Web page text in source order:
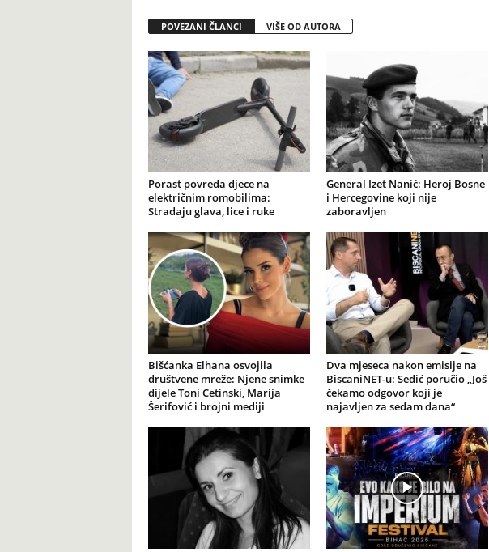
POVEZANI ČLANCI VIŠE OD AUTORA
Porast povreda djece na
električnim romobilima:
Stradaju glava, lice i ruke
General Izet Nanić: Heroj Bosne
i Hercegovine koji nije
zaboravljen
Bišćanka Elhana osvojila
društvene mreže: Njene snimke
dijele Toni Cetinski, Marija
Šerifović i brojni mediji
Dva mjeseca nakon emisije na
BiscaniNET-u: Sedić poručio „Još
čekamo odgovor koji je
najavljen za sedam dana“